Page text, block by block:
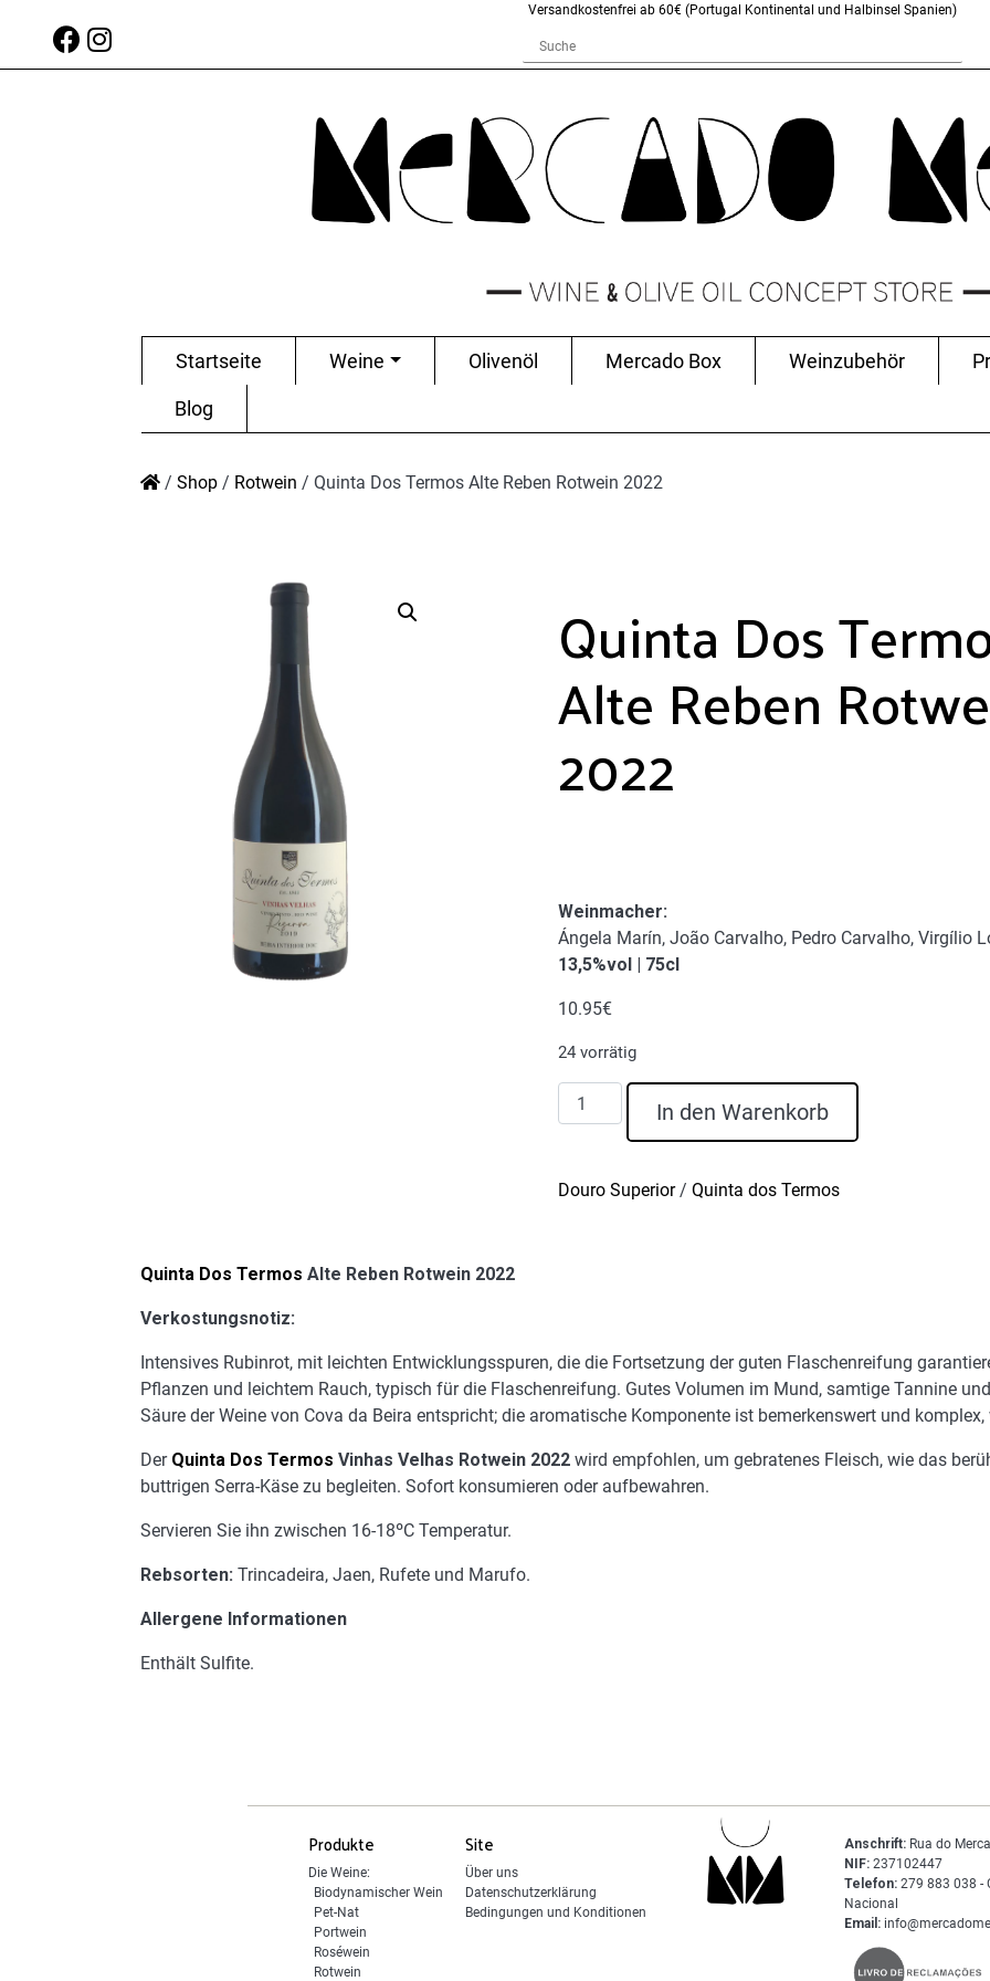
Versandkostenfrei ab 60€ (Portugal Kontinental und Halbinsel Spanien)
Startseite Weine Olivenöl Mercado Box Weinzubehör
Blog
/ Shop / Rotwein / Quinta Dos Termos Alte Reben Rotwein 2022
Quinta Dos
Alte Reben
2022
Weinmacher:
Ángela Marín, João Carvalho, Pedro Carvalho, Virgílio
13,5%vol | 75cl
10.95€
24 vorrätig
Quinta
Dos
Reben
In den Warenkorb
Douro Superior/ Quinta dos Termos
Quinta Dos Termos Alte Reben Rotwein 2022
Verkostungsnotiz:
Intensives Rubinrot, mit leichten Entwicklungsspuren, die die Fortsetzung der guten Flaschenreifung
Pflanzen und leichtem Rauch, typisch für die Flaschenreifung. Gutes Volumen im Mund, samtige Tannine
Säure der Weine von Cova da Beira entspricht; die aromatische Komponente ist bemerkenswert und
Der Quinta Dos Termos Vinhas Velhas Rotwein 2022 wird empfohlen, um gebratenes Fleisch, wie das
buttrigen Serra-Käse zu begleiten. Sofort konsumieren oder aufbewahren.
Servieren Sie ihn zwischen 16-18ºC Temperatur.
Rebsorten: Trincadeira, Jaen, Rufete und Marufo.
Allergene Informationen
Enthält Sulfite.
Produkte
Die Weine:
Biodynamischer Wein
Pet-Nat
Portwein
Roséwein
Rotwein
Site
Über uns
Datenschutzerklärung
Bedingungen und Konditionen
Anschrift:Rua do
NIF:237102447
Telefon:279 883 038 -
Nacional
Email: